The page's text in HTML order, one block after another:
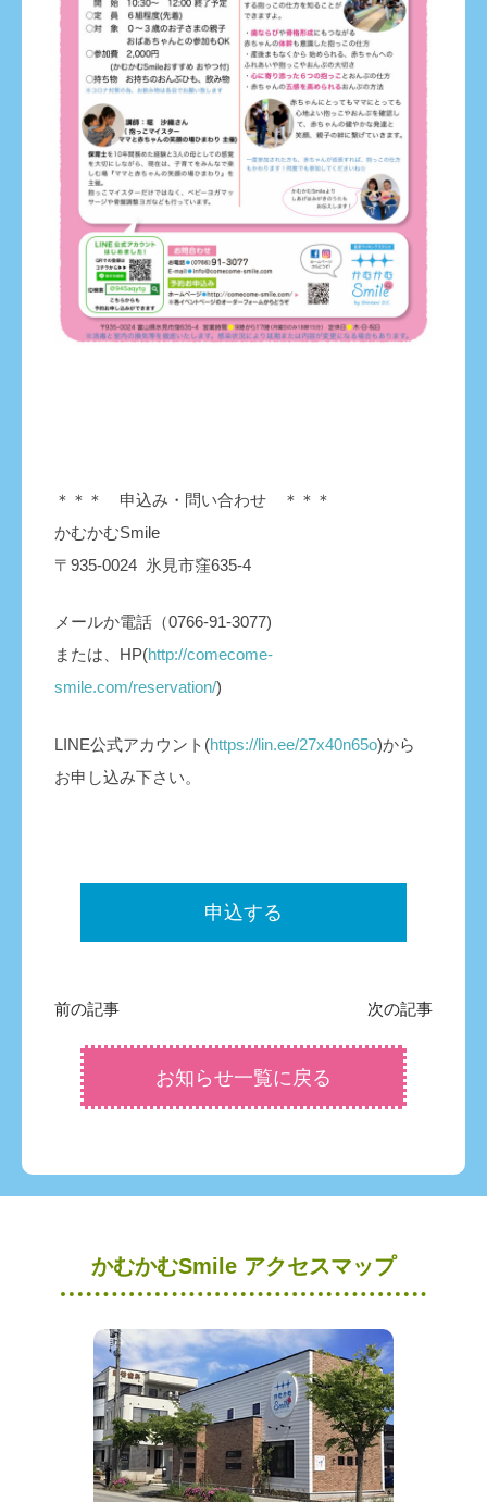
＊＊＊ 申込み・問い合わせ ＊＊＊
かむかむSmile
〒935-0024 氷見市窪635-4
メールか電話（0766-91-3077)
または、HP(http://comecome-
smile.com/reservation/)
LINE公式アカウント(https://lin.ee/27x40n65o)から
お申し込み下さい。
申込する
前の記事 次の記事
お知らせ一覧に戻る
かむかむSmile アクセスマップ